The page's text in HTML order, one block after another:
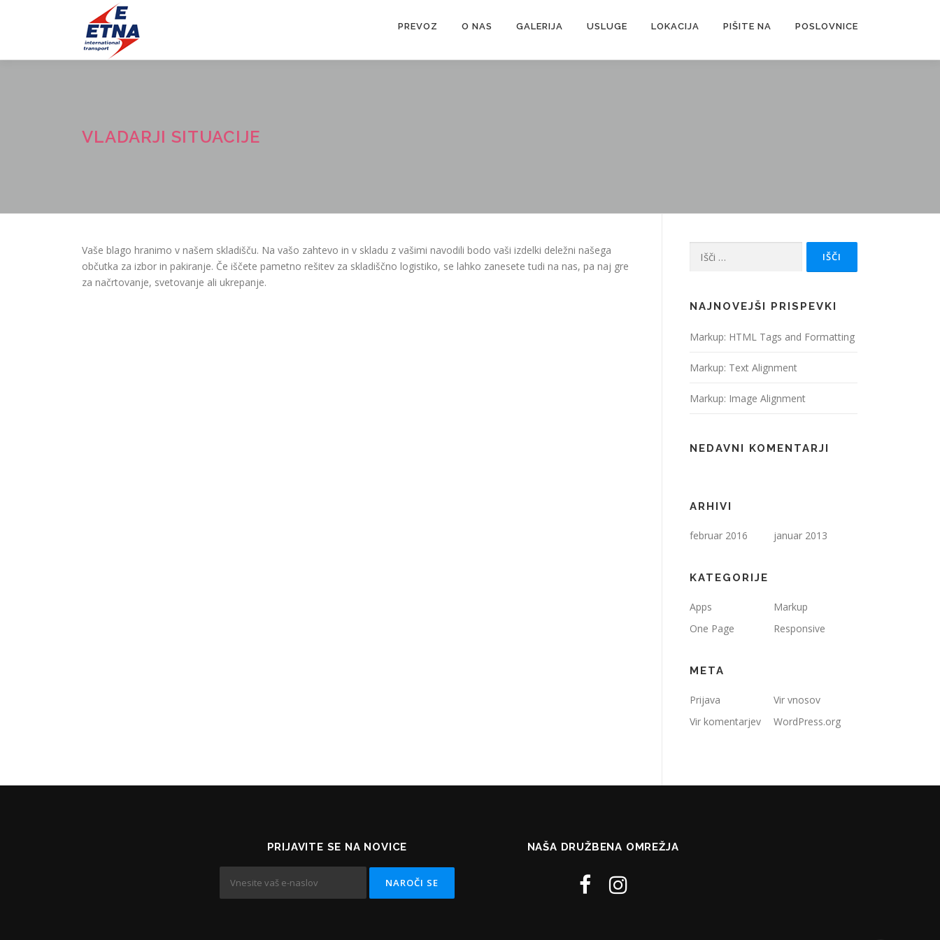
PREVOZ O NAS GALERIJA USLUGE LOKACIJA PIŠITE NA POSLOVNICE
VLADARJI SITUACIJE
Vaše blago hranimo v našem skladišču. Na vašo zahtevo in v skladu z vašimi navodili bodo vaši izdelki deležni našega
občutka za izbor in pakiranje. Če iščete pametno rešitev za skladiščno logistiko, se lahko zanesete tudi na nas, pa naj gre
za načrtovanje, svetovanje ali ukrepanje.
Išči:
NAJNOVEJŠI PRISPEVKI
Markup: HTML Tags and Formatting
Markup: Text Alignment
Markup: Image Alignment
NEDAVNI KOMENTARJI
ARHIVI
februar 2016 januar 2013
KATEGORIJE
Apps
Markup
One Page
Responsive
META
Prijava
Vir vnosov
Vir komentarjev
WordPress.org
PRIJAVITE SE NA NOVICE NAŠA DRUŽBENA OMREŽJA